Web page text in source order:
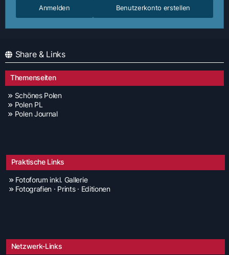
Benutzerkonto erstellen
Anmelden
Share & Links
Themenseiten
Schönes Polen
Polen PL
Polen Journal
Praktische Links
Fotoforum inkl. Gallerie
Fotografien · Prints · Editionen
Netzwerk-Links